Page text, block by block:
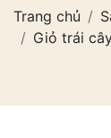
Trang chủ
Giỏ trái